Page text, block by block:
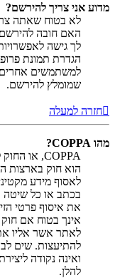
מדוע אני צריך להירשם?
לא בטוח שאתה
האם חובה
לך גישה
הגדרת תמונת
למשתמשים
שמומלץ להירשם.
חזרה למעלה
מהו COPPA?
הוא חוק בארצות
בכתב או כל שיטה
אינך בטוח אם
לאתר אשר אליו
ואינה נקודה
להלן.